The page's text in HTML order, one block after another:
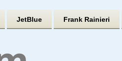
JetBlue Frank Rainieri